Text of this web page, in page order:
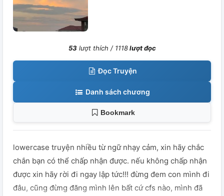
53 lượt thích / 1118lượt đọc
Đọc Truyện
Danh sách chương
Bookmark
lowercase truyện nhiều từ ngữ nhạy cảm, xin hãy chắc
chắn bạn có thể chấp nhận được. nếu không chấp nhận
được xin hãy rời đi ngay lập tức!!! đừng đem con mình đi
đâu, cũng đừng đăng mình lên bất cứ cfs nào, mình đã